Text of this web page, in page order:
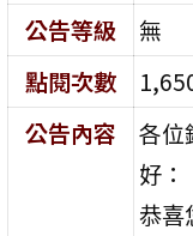
公告等級
無
點閱次數
公告內容
各位
好：
恭喜